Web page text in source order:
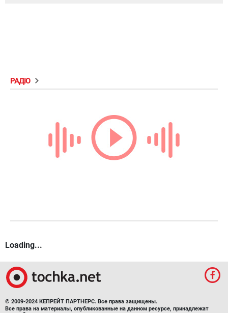
РАДІО
Loading...
© 2009-2024 КЕПРЕЙТ ПАРТНЕРС. Все права защищены.
Все права на материалы, опубликованные на данном ресурсе, принадлежат